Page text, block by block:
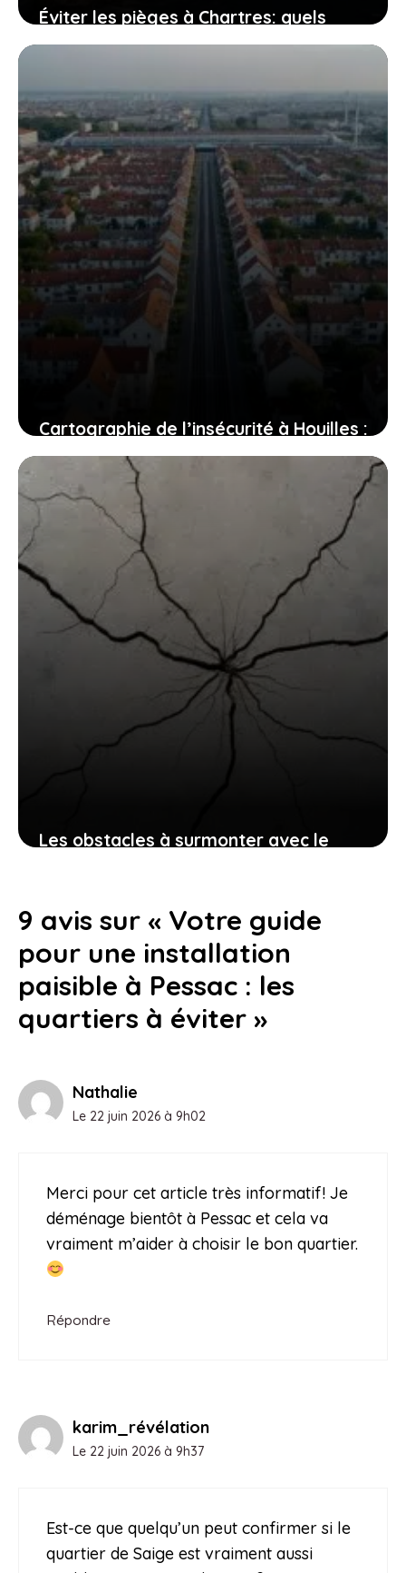
Éviter les pièges à Chartres: quels
quartiers sont à risque pour les
24 juillet 2026
Cartographie de l’insécurité à Houilles :
les quartiers des Blanches et la gare
RER sous la loupe
23 juillet 2026
Les obstacles à surmonter avec le
9 avis sur « Votre guide
pour une installation
paisible à Pessac : les
quartiers à éviter »
Nathalie
Le 22 juin 2026 à 9h02
Merci pour cet article très informatif! Je
déménage bientôt à Pessac et cela va
vraiment m’aider à choisir le bon quartier.
Répondre
karim_révélation
Le 22 juin 2026 à 9h37
Est-ce que quelqu’un peut confirmer si le
quartier de Saige est vraiment aussi